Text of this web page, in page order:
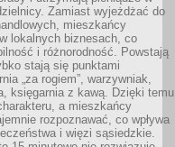
Zamiast wyjeżdżać do
mieszkańcy
lokalnych biznesach, co
i różnorodność. Powstają
stają się punktami
„za rogiem”, warzywniak,
księgarnia z kawą. Dzięki temu
a mieszkańcy
rozpoznawać, co wpływa
i więzi sąsiedzkie.